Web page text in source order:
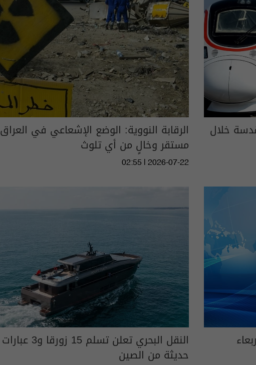
خلال الرقابة النووية: الوضع الإشعاعي في العراق
مستقر وخالٍ من أي تلوث
02:55 | 2026-07-22
النقل البحري تعلن تسلم 15 زورقا و3 عبارات
حديثة من الصين